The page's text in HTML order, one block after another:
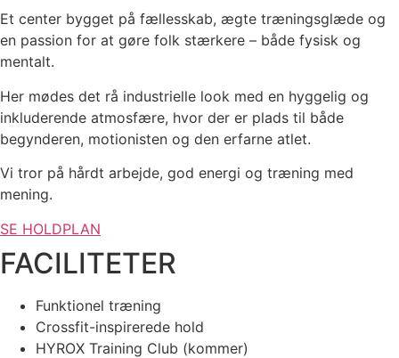
Et center bygget på fællesskab, ægte træningsglæde og
en passion for at gøre folk stærkere – både fysisk og
mentalt.
Her mødes det rå industrielle look med en hyggelig og
inkluderende atmosfære, hvor der er plads til både
begynderen, motionisten og den erfarne atlet.
Vi tror på hårdt arbejde, god energi og træning med
mening.
SE HOLDPLAN
FACILITETER
Funktionel træning
Crossfit-inspirerede hold
HYROX Training Club (kommer)